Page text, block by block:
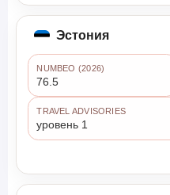
Эстония
NUMBEO (2026)
76.5
TRAVEL ADVISORIES
уровень 1